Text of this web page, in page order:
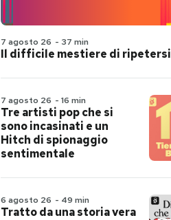
7 agosto 26 - 37 min
Il difficile mestiere di ripetersi
7 agosto 26 - 16 min
Tre artisti pop che si
sono incasinati e un
Hitch di spionaggio
sentimentale
6 agosto 26 - 49 min
Tratto da una storia vera